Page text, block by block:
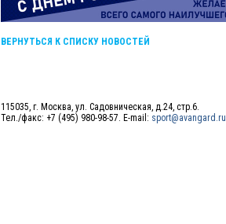
ВЕРНУТЬСЯ К СПИСКУ НОВОСТЕЙ
115035, г. Москва, ул. Садовническая, д.24, стр.6.
Тел./факс: +7 (495) 980-98-57. E-mail: sport@avangard.ru